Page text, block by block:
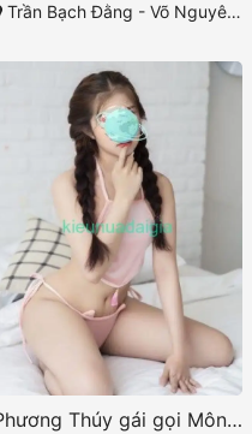
Trần Bạch Đằng - Võ Nguyên Giáp - Nguyễn Văn Thoại
Phương Thúy gái gọi Mông căng đầy đường cong đẹp mắt